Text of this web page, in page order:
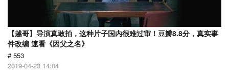
【越哥】导演真敢拍，这种片子国内很难过审！豆瓣8.8分，真实事
件改编 速看《因父之名》
# 553
2019-04-23 14:04